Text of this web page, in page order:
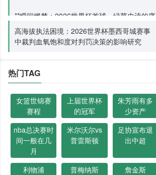
**瞬间燃梦：2026世界杯首球，绿茵史诗的序
章**
高海拔执法困境：2026世界杯墨西哥城赛事
中裁判血氧饱和度对判罚决策的影响研究
热门TAG
女篮世锦赛
赛程
上届世界杯
的冠军
朱芳雨有多
少资产
nba总决赛时
间一般在几
月
米尔沃尔vs
普雷斯顿
足协宣布退
出中超
利物浦 普梅纳斯
詹金斯